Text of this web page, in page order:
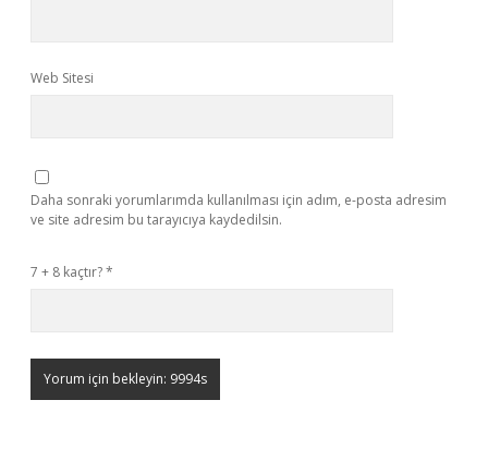
Web Sitesi
Daha sonraki yorumlarımda kullanılması için adım, e-posta adresim
ve site adresim bu tarayıcıya kaydedilsin.
7 + 8 kaçtır?*